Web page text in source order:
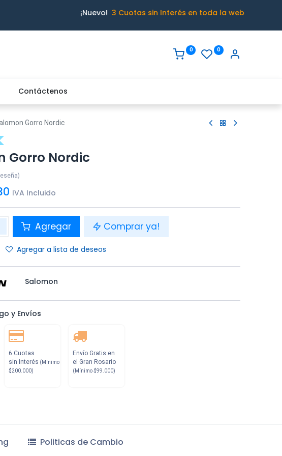
¡Nuevo! 3 Cuotas sin Interés en toda la web
0 0
Contáctenos
Gorro Nordic
Gorro Nordic
IVA Incluido
Agregar Comprar ya!
Agregar a lista de deseos
Salomon
y Envíos
6 Cuotas
sin Interés (Mínimo
$200.000)
Envío Gratis en
el Gran Rosario
(Mínimo $99.000)
Politicas de Cambio